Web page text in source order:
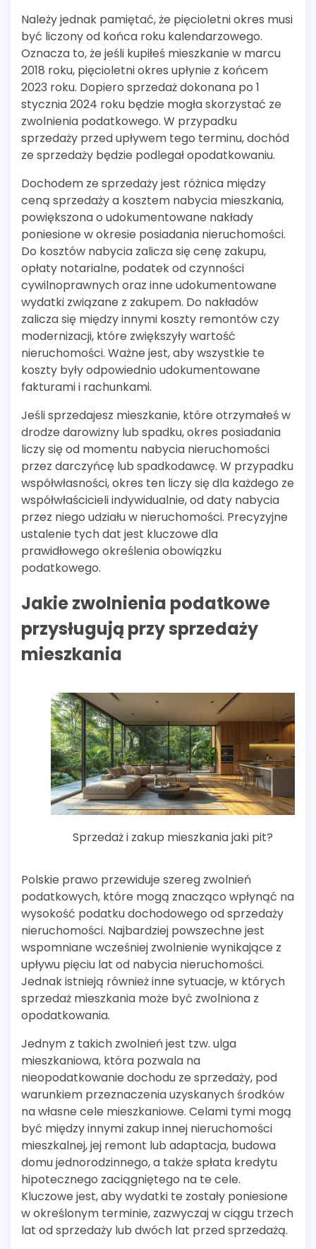
Należy jednak pamiętać, że pięcioletni okres musi
być liczony od końca roku kalendarzowego.
Oznacza to, że jeśli kupiłeś mieszkanie w marcu
2018 roku, pięcioletni okres upłynie z końcem
2023 roku. Dopiero sprzedaż dokonana po 1
stycznia 2024 roku będzie mogła skorzystać ze
zwolnienia podatkowego. W przypadku
sprzedaży przed upływem tego terminu, dochód
ze sprzedaży będzie podlegał opodatkowaniu.
Dochodem ze sprzedaży jest różnica między
ceną sprzedaży a kosztem nabycia mieszkania,
powiększona o udokumentowane nakłady
poniesione w okresie posiadania nieruchomości.
Do kosztów nabycia zalicza się cenę zakupu,
opłaty notarialne, podatek od czynności
cywilnoprawnych oraz inne udokumentowane
wydatki związane z zakupem. Do nakładów
zalicza się między innymi koszty remontów czy
modernizacji, które zwiększyły wartość
nieruchomości. Ważne jest, aby wszystkie te
koszty były odpowiednio udokumentowane
fakturami i rachunkami.
Jeśli sprzedajesz mieszkanie, które otrzymałeś w
drodze darowizny lub spadku, okres posiadania
liczy się od momentu nabycia nieruchomości
przez darczyńcę lub spadkodawcę. W przypadku
współwłasności, okres ten liczy się dla każdego ze
współwłaścicieli indywidualnie, od daty nabycia
przez niego udziału w nieruchomości. Precyzyjne
ustalenie tych dat jest kluczowe dla
prawidłowego określenia obowiązku
podatkowego.
Jakie zwolnienia podatkowe
przysługują przy sprzedaży
mieszkania
Sprzedaż i zakup mieszkania jaki pit?
Polskie prawo przewiduje szereg zwolnień
podatkowych, które mogą znacząco wpłynąć na
wysokość podatku dochodowego od sprzedaży
nieruchomości. Najbardziej powszechne jest
wspomniane wcześniej zwolnienie wynikające z
upływu pięciu lat od nabycia nieruchomości.
Jednak istnieją również inne sytuacje, w których
sprzedaż mieszkania może być zwolniona z
opodatkowania.
Jednym z takich zwolnień jest tzw. ulga
mieszkaniowa, która pozwala na
nieopodatkowanie dochodu ze sprzedaży, pod
warunkiem przeznaczenia uzyskanych środków
na własne cele mieszkaniowe. Celami tymi mogą
być między innymi zakup innej nieruchomości
mieszkalnej, jej remont lub adaptacja, budowa
domu jednorodzinnego, a także spłata kredytu
hipotecznego zaciągniętego na te cele.
Kluczowe jest, aby wydatki te zostały poniesione
w określonym terminie, zazwyczaj w ciągu trzech
lat od sprzedaży lub dwóch lat przed sprzedażą.